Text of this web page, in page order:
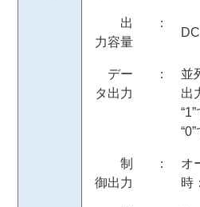
出
力容量
：
デー
タ出力
：
並
出
制
御出力
：
オ
時